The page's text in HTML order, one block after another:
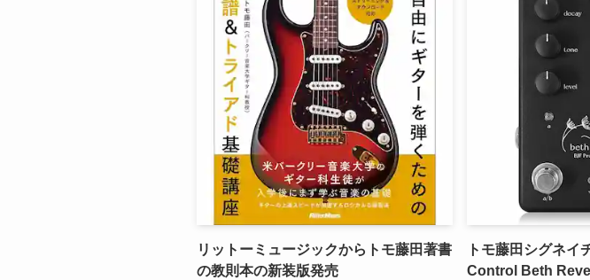
リットーミュージックからトモ藤田著書
の教則本の新装版発売
トモ藤田シグネイ
Control Beth